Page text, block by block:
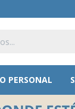
PERSONAL